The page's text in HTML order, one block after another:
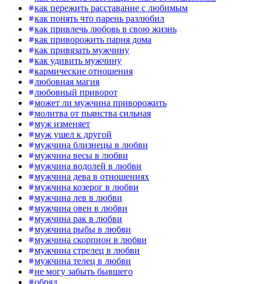
как пережить расставание с любимым
как понять что парень разлюбил
как привлечь любовь в свою жизнь
как приворожить парня дома
как привязать мужчину
как удивить мужчину
кармические отношения
любовная магия
любовный приворот
может ли мужчина приворожить
молитва от пьянства сильная
муж изменяет
муж ушел к другой
мужчина близнецы в любви
мужчина весы в любви
мужчина водолей в любви
мужчина дева в отношениях
мужчина козерог в любви
мужчина лев в любви
мужчина овен в любви
мужчина рак в любви
мужчина рыбы в любви
мужчина скорпион в любви
мужчина стрелец в любви
мужчина телец в любви
не могу забыть бывшего
обряд